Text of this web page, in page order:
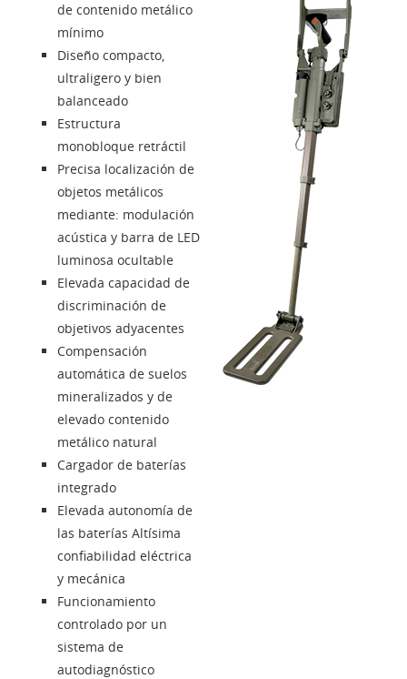
Contactos
Login
Lengua
de contenido metálico
mínimo
Diseño compacto,
ultraligero y bien
balanceado
Estructura
monobloque retráctil
Precisa localización de
objetos metálicos
mediante: modulación
acústica y barra de LED
luminosa ocultable
Elevada capacidad de
discriminación de
objetivos adyacentes
Compensación
automática de suelos
mineralizados y de
elevado contenido
metálico natural
Cargador de baterías
integrado
Elevada autonomía de
las baterías Altísima
confiabilidad eléctrica
y mecánica
Funcionamiento
controlado por un
sistema de
autodiagnóstico